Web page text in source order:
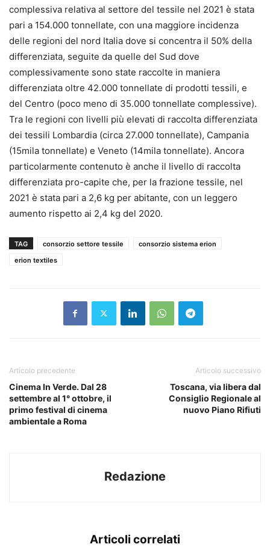
complessiva relativa al settore del tessile nel 2021 è stata
pari a 154.000 tonnellate, con una maggiore incidenza
delle regioni del nord Italia dove si concentra il 50% della
differenziata, seguite da quelle del Sud dove
complessivamente sono state raccolte in maniera
differenziata oltre 42.000 tonnellate di prodotti tessili, e
del Centro (poco meno di 35.000 tonnellate complessive).
Tra le regioni con livelli più elevati di raccolta differenziata
dei tessili Lombardia (circa 27.000 tonnellate), Campania
(15mila tonnellate) e Veneto (14mila tonnellate). Ancora
particolarmente contenuto è anche il livello di raccolta
differenziata pro-capite che, per la frazione tessile, nel
2021 è stata pari a 2,6 kg per abitante, con un leggero
aumento rispetto ai 2,4 kg del 2020.
TAG consorzio settore tessile
consorzio sistema erion
erion textiles
Articolo precedente
Cinema In Verde. Dal 28
settembre al 1° ottobre, il
primo festival di cinema
ambientale a Roma
Articolo successivo
Toscana, via libera dal
Consiglio Regionale al
nuovo Piano Rifiuti
Redazione
Articoli correlati